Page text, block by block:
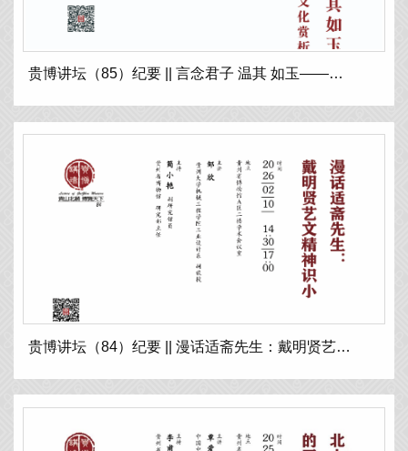
贵博讲坛（85）纪要 || 言念君子 温其 如玉——中国玉文化赏析
贵博讲坛（84）纪要 || 漫话适斋先生：戴明贤艺文 精神识小